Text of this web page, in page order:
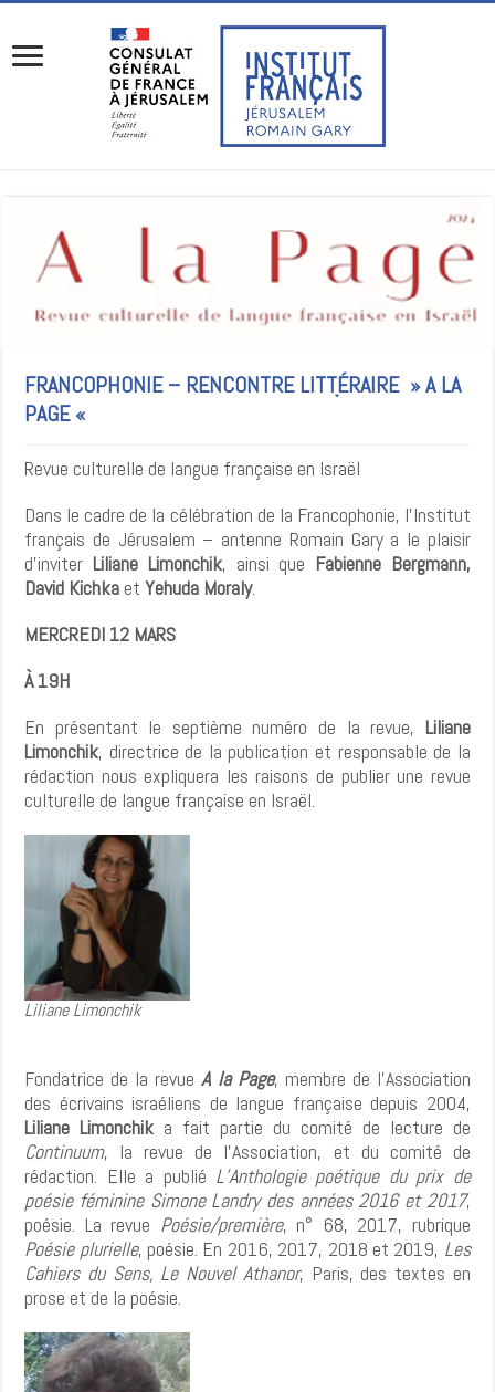
FRANCOPHONIE – RENCONTRE LITTָÉRAIRE » A LA
PAGE «
Revue culturelle de langue française en Israël
Dans le cadre de la célébration de la Francophonie, l’Institut
français de Jérusalem – antenne Romain Gary a le plaisir
d’inviter Liliane Limonchik, ainsi que Fabienne Bergmann,
David Kichka etYehuda Moraly.
MERCREDI 12 MARS
À 19H
En présentant le septième numéro de la revue, Liliane
Limonchik, directrice de la publication et responsable de la
rédaction nous expliquera les raisons de publier une revue
culturelle de langue française en Israël.
Liliane Limonchik
Fondatrice de la revueA la Page, membre de l’Association
des écrivains israéliens de langue française depuis 2004,
Liliane Limonchik a fait partie du comité de lecture de
Continuum, la revue de l’Association, et du comité de
rédaction. Elle a publié L’Anthologie poétique du prix de
poésie féminine Simone Landry des années 2016 et 2017,
poésie. La revue Poésie/première, n° 68, 2017, rubrique
Poésie plurielle, poésie. En 2016, 2017, 2018 et 2019, Les
Cahiers du Sens, Le Nouvel Athanor, Paris, des textes en
prose et de la poésie.